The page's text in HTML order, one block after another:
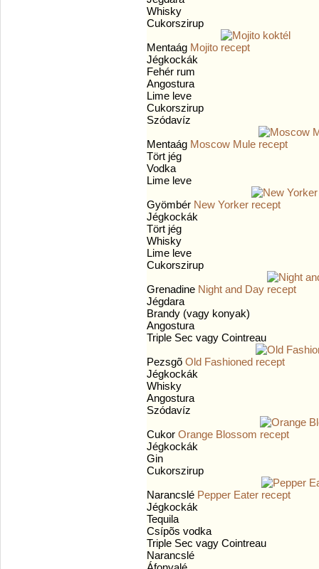
Whisky
Cukorszirup
Mentaág Mojito
Jégkockák
Fehér rum
Angostura
Lime leve
Cukorszirup
Szódavíz
Mentaág Moscow Mule
Tört jég
Vodka
Lime leve
Gyömbér New Yorker
Jégkockák
Tört jég
Whisky
Lime leve
Cukorszirup
Grenadine Night and Day
Jégdara
Brandy (vagy konyak)
Angostura
Triple Sec vagy Cointreau
Pezsgõ Old Fashioned
Jégkockák
Whisky
Angostura
Szódavíz
Cukor Orange Blossom
Jégkockák
Gin
Cukorszirup
Narancslé Pepper Eater
Jégkockák
Tequila
Csípõs vodka
Triple Sec vagy Cointreau
Narancslé